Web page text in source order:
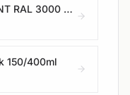
MOTIP DECO SPRAY PAINT RAL 3000 ROUGE FEU BRILLANT 400 ML
150/400ml